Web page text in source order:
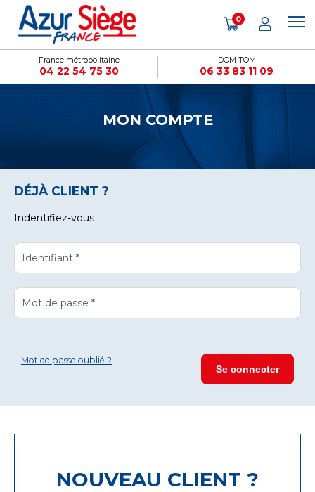
France métropolitaine
04 22 54 75 30
DOM-TOM
06 33 83 11 09
0
MON COMPTE
DÉJÀ CLIENT ?
Indentifiez-vous
Mot de passe oublié ?
NOUVEAU CLIENT ?
Cookies management panel